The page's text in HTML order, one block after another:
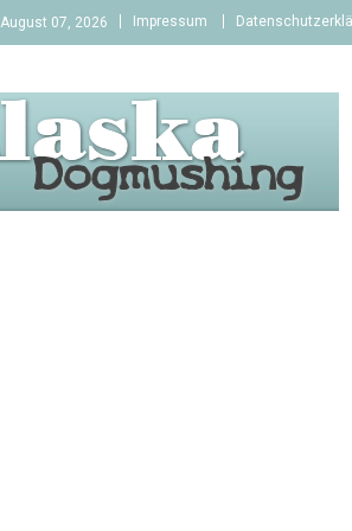
07, 2026 Impressum